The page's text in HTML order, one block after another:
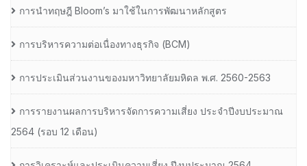
การนำทฤษฎี Bloom’s มาใช้ในการพัฒนาหลักสูตร
การบริหารความต่อเนื่องทางธุรกิจ (BCM)
การประเมินส่วนงานของมหาวิทยาลัยมหิดล พ.ศ. 2560-2563
การรายงานผลการบริหารจัดการความเสี่ยง ประจำปีงบประมาณ
2564 (รอบ 12 เดือน)